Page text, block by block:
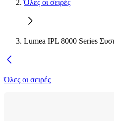
Όλες οι σειρές
Lumea IPL 8000 Series
Όλες οι σειρές